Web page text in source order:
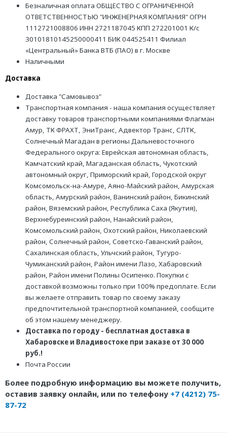
Безналичная оплата ОБЩЕСТВО С ОГРАНИЧЕННОЙ
ОТВЕТСТВЕННОСТЬЮ "ИНЖЕНЕРНАЯ КОМПАНИЯ" ОГРН
1112721008806 ИНН 2721187045 КПП 272201001 К/с
30101810145250000411 БИК 044525411 Филиал
«Центральный» Банка ВТБ (ПАО) в г. Москве
Наличными
Доставка
Доставка "Самовывоз"
Транспортная компания - наша компания осуществляет
доставку товаров транспортными компаниями Флагман
Амур, ТК ФРАХТ, ЭниТранс, Адвектор Транс, СЛТК,
Солнечный Магадан в регионы Дальневосточного
Федерального округа: Еврейская автономная область,
Камчатский край, Магаданская область, Чукотский
автономный округ, Приморский край, Городской округ
Комсомольск-на-Амуре, Аяно-Майский район, Амурская
область, Амурский район, Ванинский район, Бикинский
район, Вяземский район, Республика Саха (Якутия),
Верхнебуреинский район, Нанайский район,
Комсомольский район, Охотский район, Николаевский
район, Солнечный район, Советско-Гаванский район,
Сахалинская область, Ульчский район, Тугуро-
Чумиканский район, Район имени Лазо, Хабаровский
район, Район имени Полины Осипенко. Покупки с
доставкой возможны только при 100% предоплате. Если
вы желаете отправить товар по своему заказу
предпочтительной транспортной компанией, сообщите
об этом нашему менеджеру.
Доставка по городу - бесплатная доставка в
Хабаровске и Владивостоке при заказе от 30 000
руб.!
Почта России
Более подробную информацию вы можете получить,
оставив заявку онлайн, или по телефону +7 (4212) 75-
87-72